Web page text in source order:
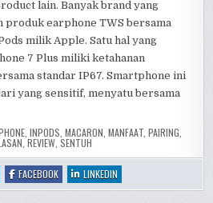
lain. Banyak brand yang
produk earphone TWS bersama
milik Apple. Satu hal yang
7 Plus miliki ketahanan
standar IP67. Smartphone ini
yang sensitif, menyatu bersama
, INPODS, MACARON, MANFAAT, PAIRING,
,REVIEW, SENTUH
FACEBOOK:
JUAL
HEADSET
LINKEDIN
JUAL
HEADSET